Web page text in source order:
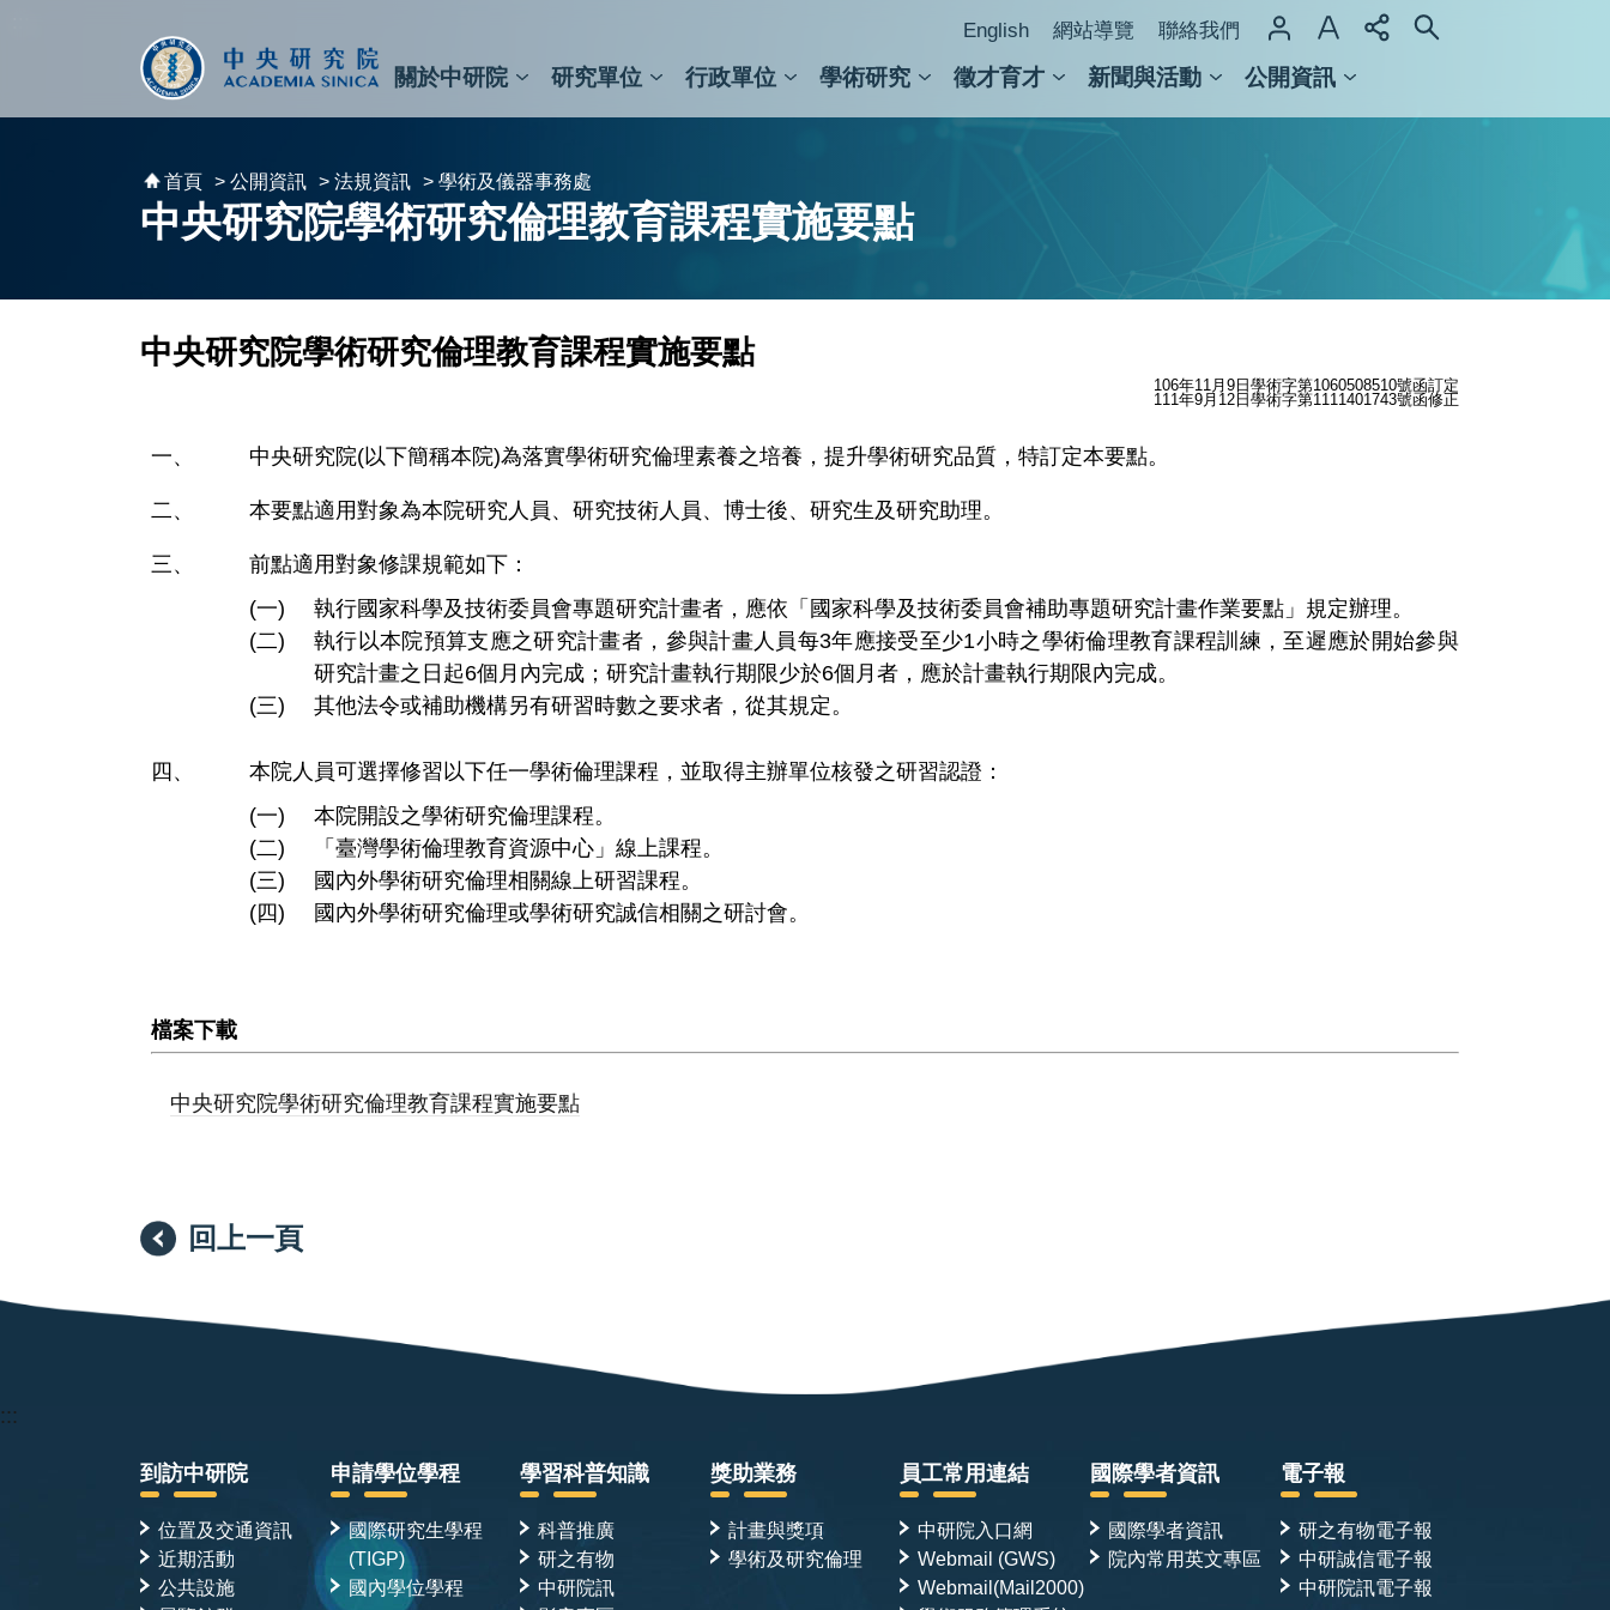
English 網站導覽 聯絡我們
關於中研院 研究單位 行政單位 學術研究 徵才育才 新聞與活動 公開資訊
首頁 > 公開資訊 > 法規資訊 > 學術及儀器事務處
中央研究院學術研究倫理教育課程實施要點
中央研究院學術研究倫理教育課程實施要點
106年11月9日學術字第1060508510號函訂定
111年9月12日學術字第1111401743號函修正
中央研究院(以下簡稱本院)為落實學術研究倫理素養之培養，提升學術研究品質，特訂定本要點。
本要點適用對象為本院研究人員、研究技術人員、博士後、研究生及研究助理。
前點適用對象修課規範如下：
執行國家科學及技術委員會專題研究計畫者，應依「國家科學及技術委員會補助專題研究計畫作業要點」規定辦理。
執行以本院預算支應之研究計畫者，參與計畫人員每3年應接受至少1小時之學術倫理教育課程訓練，至遲應於開始參與
研究計畫之日起6個月內完成；研究計畫執行期限少於6個月者，應於計畫執行期限內完成。
其他法令或補助機構另有研習時數之要求者，從其規定。
本院人員可選擇修習以下任一學術倫理課程，並取得主辦單位核發之研習認證：
本院開設之學術研究倫理課程。
「臺灣學術倫理教育資源中心」線上課程。
國內外學術研究倫理相關線上研習課程。
國內外學術研究倫理或學術研究誠信相關之研討會。
檔案下載
中央研究院學術研究倫理教育課程實施要點
回上一頁
:::
到訪中研院
位置及交通資訊
近期活動
公共設施
申請學位學程
國際研究生學程
(TIGP)
國內學位學程
學習科普知識
科普推廣
研之有物
中研院訊
獎助業務
計畫與獎項
學術及研究倫理
員工常用連結
中研院入口網
Webmail (GWS)
Webmail(Mail2000)
國際學者資訊
國際學者資訊
院內常用英文專區
電子報
研之有物電子報
中研誠信電子報
中研院訊電子報